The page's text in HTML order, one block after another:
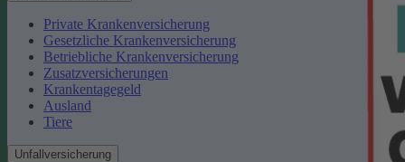
Private Krankenversicherung
Gesetzliche Krankenversicherung
Betriebliche Krankenversicherung
Zusatzversicherungen
Krankentagegeld
Ausland
Tiere
Unfallversicherung